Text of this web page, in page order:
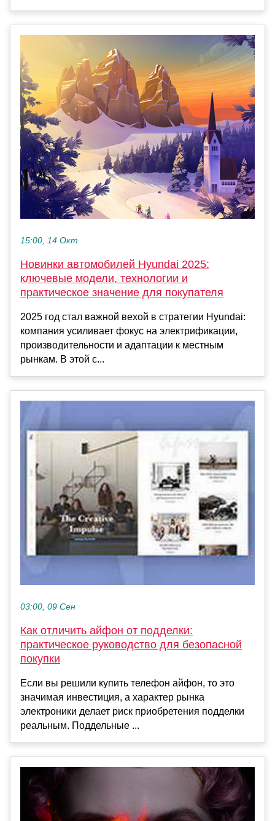
15:00, 14 Окт
Новинки автомобилей Hyundai 2025:
ключевые модели, технологии и
практическое значение для покупателя
2025 год стал важной вехой в стратегии Hyundai:
компания усиливает фокус на электрификации,
производительности и адаптации к местным
рынкам. В этой с...
03:00, 09 Сен
Как отличить айфон от подделки:
практическое руководство для безопасной
покупки
Если вы решили купить телефон айфон, то это
значимая инвестиция, а характер рынка
электроники делает риск приобретения подделки
реальным. Поддельные ...